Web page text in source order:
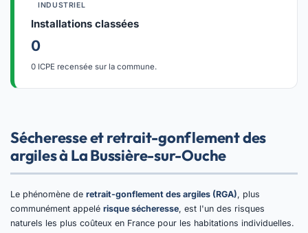
INDUSTRIEL
Installations classées
0
0 ICPE recensée sur la commune.
Sécheresse et retrait-gonflement des
argiles à La Bussière-sur-Ouche
Le phénomène de retrait-gonflement des argiles (RGA), plus
communément appelé risque sécheresse, est l'un des risques
naturels les plus coûteux en France pour les habitations individuelles.